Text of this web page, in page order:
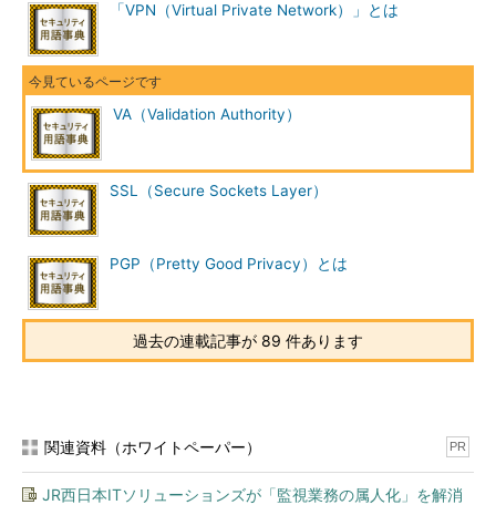
「VPN（Virtual Private Network）」とは
VA（Validation Authority）
SSL（Secure Sockets Layer）
PGP（Pretty Good Privacy）とは
過去の連載記事が 89 件あります
関連資料（ホワイトペーパー） PR
JR西日本ITソリューションズが「監視業務の属人化」を解消